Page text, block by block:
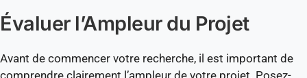
Évaluer l’Ampleur du Projet
Avant de commencer votre recherche, il est important de